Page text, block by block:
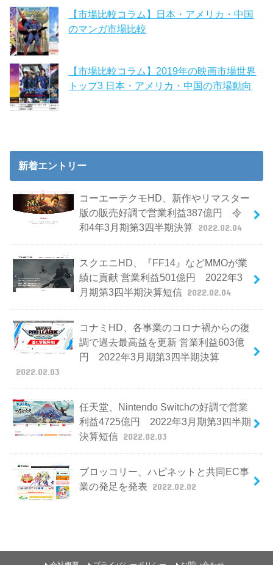
【市場比較コラム】日本・アメリカ・中国
のマンガ市場比較
【市場比較コラム】2019年の映画市場世界
トップ3 日本・アメリカ・中国の市場動向
新着エントリー
コーエーテクモHD、新作やリマスター
版の販売好調で営業利益387億円 令
和4年3月期第3四半期決算 2022.02.04
スクエニHD、『FF14』などMMOが業
績に貢献 営業利益501億円 2022年3
月期第3四半期決算短信 2022.02.04
コナミHD、各事業のコロナ禍からの復
調で過去最高益を更新 営業利益603億
円 2022年3月期第3四半期決算
2022.02.03
任天堂、Nintendo Switchの好調で営業
利益4725億円 2022年3月期第3四半期
決算短信 2022.02.03
ブロッコリー、ハピネットと共同EC事
業の発足を発表 2022.02.02